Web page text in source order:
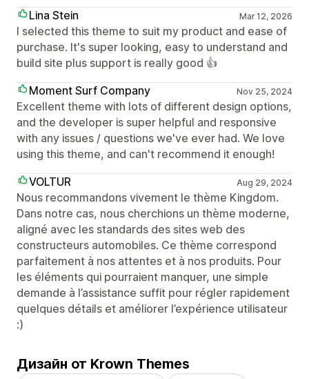
Lina Stein
Mar 12, 2026
I selected this theme to suit my product and ease of
purchase. It's super looking, easy to understand and
build site plus support is really good 👍
Moment Surf Company
Nov 25, 2024
Excellent theme with lots of different design options,
and the developer is super helpful and responsive
with any issues / questions we've ever had. We love
using this theme, and can't recommend it enough!
VOLTUR
Aug 29, 2024
Nous recommandons vivement le thème Kingdom.
Dans notre cas, nous cherchions un thème moderne,
aligné avec les standards des sites web des
constructeurs automobiles. Ce thème correspond
parfaitement à nos attentes et à nos produits. Pour
les éléments qui pourraient manquer, une simple
demande à l’assistance suffit pour régler rapidement
quelques détails et améliorer l’expérience utilisateur
:)
Дизайн от Krown Themes